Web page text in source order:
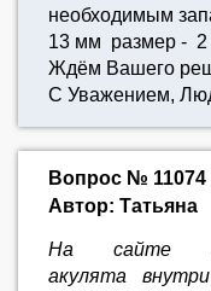
необходимым
13 мм размер - 2
Ждём Вашего
С Уважением,
Вопрос № 11074
Автор: Татьяна
На сайте
акулята